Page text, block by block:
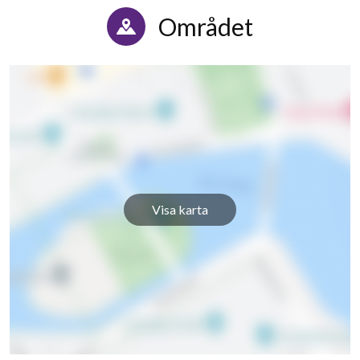
Området
Visa karta